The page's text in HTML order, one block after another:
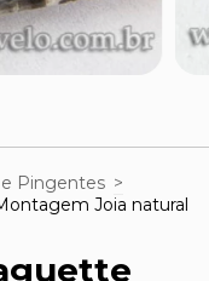
e Pingentes >
Joia natural